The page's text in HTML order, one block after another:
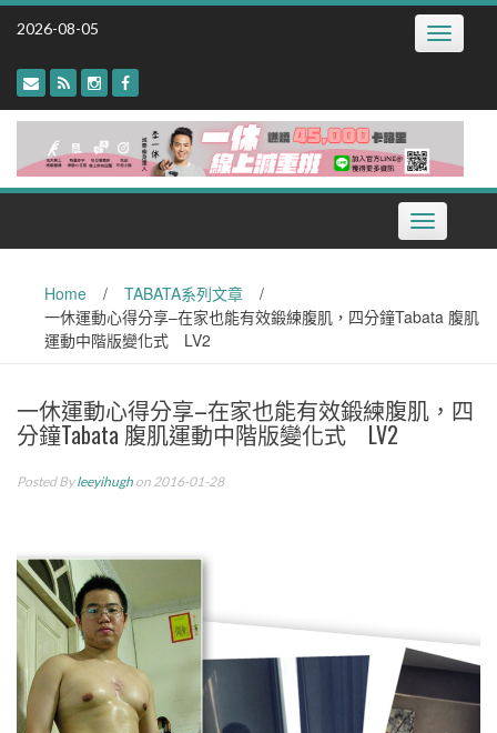
Skip
2026-08-05 Toggle
Toggle
navigation
Home / TABATA系列文章
/
一休運動心得分享–在家也能有效鍛練腹肌，四分鐘Tabata 腹肌
運動中階版變化式 LV2
一休運動心得分享–在家也能有效鍛練腹肌，四
分鐘Tabata 腹肌運動中階版變化式 LV2
Posted Byleeyihugh on 2016-01-28